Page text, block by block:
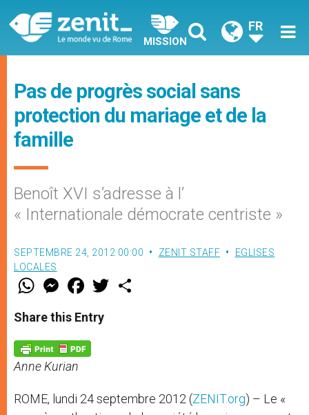
MISSION
FR
Pas de progrès social sans
protection du mariage et de la
famille
Benoît XVI s’adresse à l’
« Internationale démocrate centriste »
SEPTEMBRE 24, 2012 00:00 ZENIT STAFF
EGLISES
LOCALES
W
t
s
p
p
M
e
s
e
g
e
r
F
a
e
b
o
k
w
Share this Entry
Anne Kurian
ROME, lundi 24 septembre 2012 (ZENIT.org) – Le «